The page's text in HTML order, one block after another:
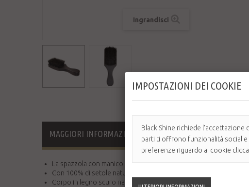
Ingrandisci
MAGGIORI INFORMAZIONI
La spazzola con manico per barba e capelli per eccellenza di
Con 100% di setole naturali di puro cinghiale.
Corpo in legno scuro naturale.
IMPOSTAZIONI DEI COOKIE
Black Shine richiede l'accettazione
parti ti offrono funzionalità social e
preferenze riguardo ai cookie